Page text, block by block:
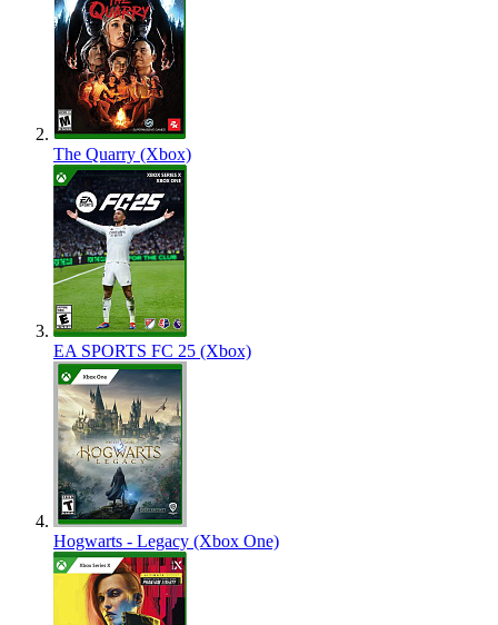
The Quarry (Xbox)
EA SPORTS FC 25 (Xbox)
Hogwarts - Legacy (Xbox One)